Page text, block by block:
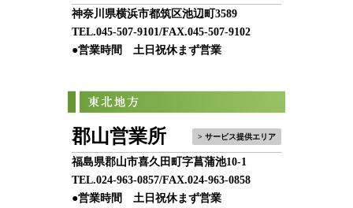
神奈川県横浜市都筑区池辺町3589
TEL.045-507-9101/FAX.045-507-9102
●営業時間 土日祝休まず営業
郡山営業所 > サービス提供エリア
福島県郡山市喜久田町字菖蒲池10-1
TEL.024-963-0857/FAX.024-963-0858
●営業時間 土日祝休まず営業